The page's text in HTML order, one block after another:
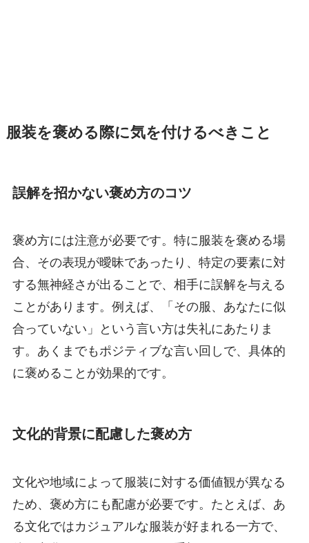
服装を褒める際に気を付けるべきこと
誤解を招かない褒め方のコツ
褒め方には注意が必要です。特に服装を褒める場
合、その表現が曖昧であったり、特定の要素に対
する無神経さが出ることで、相手に誤解を与える
ことがあります。例えば、「その服、あなたに似
合っていない」という言い方は失礼にあたりま
す。あくまでもポジティブな言い回しで、具体的
に褒めることが効果的です。
文化的背景に配慮した褒め方
文化や地域によって服装に対する価値観が異なる
ため、褒め方にも配慮が必要です。たとえば、あ
る文化ではカジュアルな服装が好まれる一方で、